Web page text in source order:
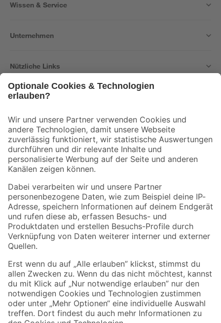
Wissen & Service
Unternehmen
Nützliche Links
Der toom Newsletter: Keine Angebote und Aktionen mehr verpassen!
Zur Newsletter Anmeldung
Folge uns
Zahlungsarten Versandarten
Sicher einkaufen
Jetzt die toom-App herunterladen